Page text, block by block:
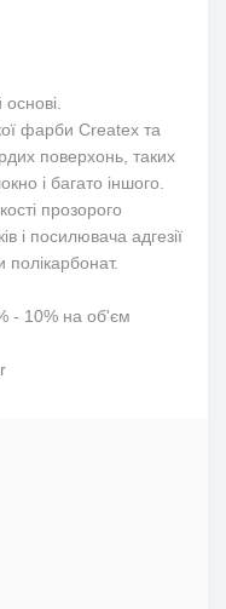
основі.
фарби Createx та
поверхонь, таких
і багато іншого.
прозорого
і посилювача адгезії
- 10% на об'єм